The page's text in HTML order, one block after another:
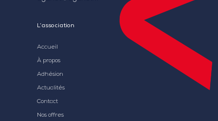
L’association
Accueil
À propos
Adhésion
Actualités
Contact
Nos offres